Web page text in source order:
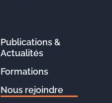
Publications &
Actualités
Formations
Nous rejoindre